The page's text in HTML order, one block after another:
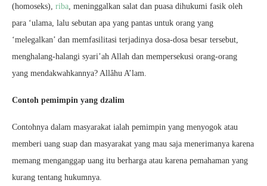
(homoseks), riba, meninggalkan salat dan puasa dihukumi fasik oleh
para ‘ulama, lalu sebutan apa yang pantas untuk orang yang
‘melegalkan’ dan memfasilitasi terjadinya dosa-dosa besar tersebut,
menghalang-halangi syari’ah Allah dan mempersekusi orang-orang
yang mendakwahkannya? Allâhu A’lam.
Contoh pemimpin yang dzalim
Contohnya dalam masyarakat ialah pemimpin yang menyogok atau
memberi uang suap dan masyarakat yang mau saja menerimanya karena
memang menganggap uang itu berharga atau karena pemahaman yang
kurang tentang hukumnya.